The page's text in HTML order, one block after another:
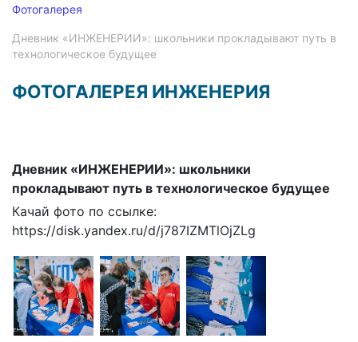
Фотогалерея
Дневник «ИНЖЕНЕРИИ»: школьники прокладывают путь в
технологическое будущее
ФОТОГАЛЕРЕЯ ИНЖЕНЕРИЯ
Дневник «ИНЖЕНЕРИИ»: школьники
прокладывают путь в технологическое будущее
Качай фото по ссылке:
https://disk.yandex.ru/d/j787IZMTlOjZLg